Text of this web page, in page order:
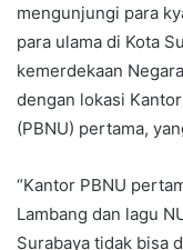
mengunjungi para
para ulama di Kota
kemerdekaan
dengan lokasi
(PBNU) pertama,
“Kantor PBNU
Lambang dan lagu
Surabaya tidak bisa